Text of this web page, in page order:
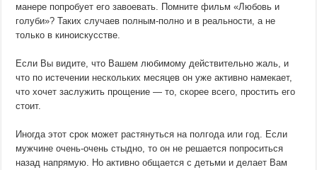
манере попробует его завоевать. Помните фильм «Любовь и
голуби»? Таких случаев полным-полно и в реальности, а не
только в киноискусстве.
Если Вы видите, что Вашем любимому действительно жаль, и
что по истечении нескольких месяцев он уже активно намекает,
что хочет заслужить прощение — то, скорее всего, простить его
стоит.
Иногда этот срок может растянуться на полгода или год. Если
мужчине очень-очень стыдно, то он не решается попроситься
назад напрямую. Но активно общается с детьми и делает Вам